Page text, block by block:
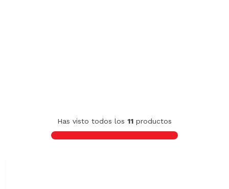
Has visto todos los 11 productos